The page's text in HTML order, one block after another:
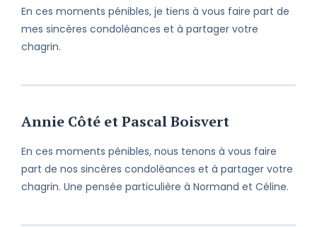
En ces moments pénibles, je tiens à vous faire part de
mes sincères condoléances et à partager votre
chagrin.
Annie Côté et Pascal Boisvert
En ces moments pénibles, nous tenons à vous faire
part de nos sincères condoléances et à partager votre
chagrin. Une pensée particulière à Normand et Céline.